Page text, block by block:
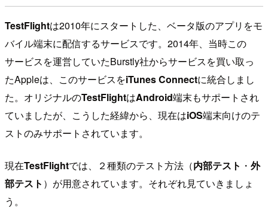
TestFlightは2010年にスタートした、ベータ版のアプリをモ
バイル端末に配信するサービスです。2014年、当時この
サービスを運営していたBurstly社からサービスを買い取っ
たAppleは、このサービスをiTunes Connectに統合しまし
た。オリジナルのTestFlightはAndroid端末もサポートされ
ていましたが、こうした経緯から、現在はiOS端末向けのテ
ストのみサポートされています。
現在TestFlightでは、２種類のテスト方法（内部テスト ・ 外
部テスト ）が用意されています。それぞれ見ていきましょ
う。